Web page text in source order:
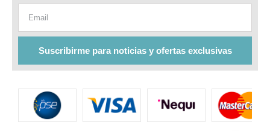
Suscribirme para noticias y ofertas exclusivas